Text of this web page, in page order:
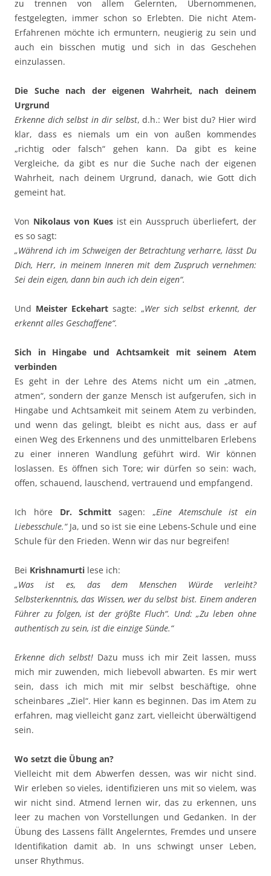
zu trennen von allem Gelernten, Übernommenen,
festgelegten, immer schon so Erlebten. Die nicht Atem-
Erfahrenen möchte ich ermuntern, neugierig zu sein und
auch ein bisschen mutig und sich in das Geschehen
einzulassen.
Die Suche nach der eigenen Wahrheit, nach deinem
Urgrund
Erkenne dich selbst in dir selbst, d.h.: Wer bist du? Hier wird
klar, dass es niemals um ein von außen kommendes
„richtig oder falsch“ gehen kann. Da gibt es keine
Vergleiche, da gibt es nur die Suche nach der eigenen
Wahrheit, nach deinem Urgrund, danach, wie Gott dich
gemeint hat.
Von Nikolaus von Kuesist ein Ausspruch überliefert, der
es so sagt:
„Während ich im Schweigen der Betrachtung verharre, lässt Du
Dich, Herr, in meinem Inneren mit dem Zuspruch vernehmen:
Sei dein eigen, dann bin auch ich dein eigen“.
Und Meister Eckehart sagte: „Wer sich selbst erkennt, der
erkennt alles Geschaffene“.
Sich in Hingabe und Achtsamkeit mit seinem Atem
verbinden
Es geht in der Lehre des Atems nicht um ein „atmen,
atmen“, sondern der ganze Mensch ist aufgerufen, sich in
Hingabe und Achtsamkeit mit seinem Atem zu verbinden,
und wenn das gelingt, bleibt es nicht aus, dass er auf
einen Weg des Erkennens und des unmittelbaren Erlebens
zu einer inneren Wandlung geführt wird. Wir können
loslassen. Es öffnen sich Tore; wir dürfen so sein: wach,
offen, schauend, lauschend, vertrauend und empfangend.
Ich höre Dr. Schmitt sagen: „Eine Atemschule ist ein
Liebesschule.“ Ja, und so ist sie eine Lebens-Schule und eine
Schule für den Frieden. Wenn wir das nur begreifen!
Bei Krishnamurti lese ich:
„Was ist es, das dem Menschen Würde verleiht?
Selbsterkenntnis, das Wissen, wer du selbst bist. Einem anderen
Führer zu folgen, ist der größte Fluch“. Und: „Zu leben ohne
authentisch zu sein, ist die einzige Sünde.“
Erkenne dich selbst! Dazu muss ich mir Zeit lassen, muss
mich mir zuwenden, mich liebevoll abwarten. Es mir wert
sein, dass ich mich mit mir selbst beschäftige, ohne
scheinbares „Ziel“. Hier kann es beginnen. Das im Atem zu
erfahren, mag vielleicht ganz zart, vielleicht überwältigend
sein.
Wo setzt die Übung an?
Vielleicht mit dem Abwerfen dessen, was wir nicht sind.
Wir erleben so vieles, identifizieren uns mit so vielem, was
wir nicht sind. Atmend lernen wir, das zu erkennen, uns
leer zu machen von Vorstellungen und Gedanken. In der
Übung des Lassens fällt Angelerntes, Fremdes und unsere
Identifikation damit ab. In uns schwingt unser Leben,
unser Rhythmus.